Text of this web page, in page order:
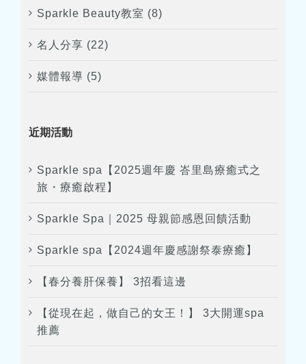
Sparkle Beauty教室 (8)
名人分享 (22)
媒體報導 (5)
近期活動
Sparkle spa【2025週年慶 峇里島療癒式之
旅・療癒啟程】
Sparkle Spa｜2025 母親節感恩回饋活動
Sparkle spa【2024週年慶感謝祭泰療癒】
【春分養肝保養】 3招看這邊
【從現在起，做自己的女王！】 3大開運spa
推薦